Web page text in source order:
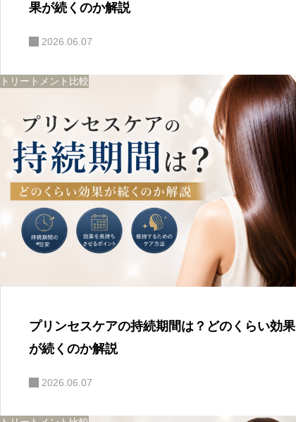
果が続くのか解説
2026.06.07
トリートメント比較
プリンセスケアの持続期間は？どのくらい効果
が続くのか解説
2026.06.07